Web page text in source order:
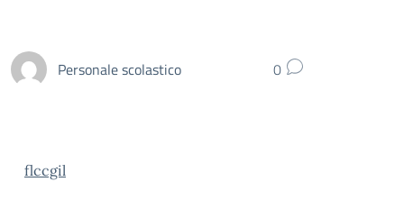
Personale scolastico 0
flccgil